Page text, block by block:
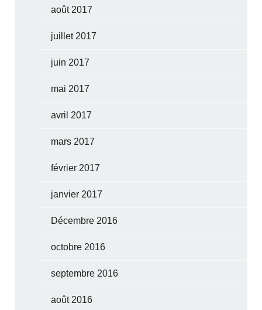
août 2017
juillet 2017
juin 2017
mai 2017
avril 2017
mars 2017
février 2017
janvier 2017
Décembre 2016
octobre 2016
septembre 2016
août 2016